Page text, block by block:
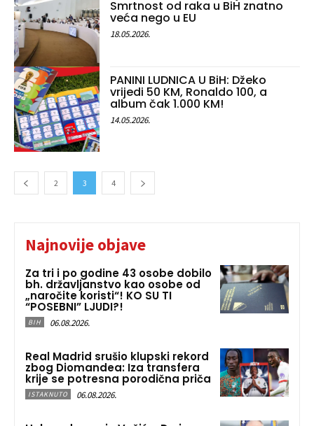
Smrtnost od raka u BiH znatno
veća nego u EU
18.05.2026.
PANINI LUDNICA U BiH: Džeko
vrijedi 50 KM, Ronaldo 100, a
album čak 1.000 KM!
14.05.2026.
2 3 4
Najnovije objave
Za tri i po godine 43 osobe dobilo
bh. državljanstvo kao osobe od
„naročite koristi“! KO SU TI
“POSEBNI” LJUDI?!
BIH 06.08.2026.
Real Madrid srušio klupski rekord
zbog Diomandea: Iza transfera
krije se potresna porodična priča
ISTAKNUTO 06.08.2026.